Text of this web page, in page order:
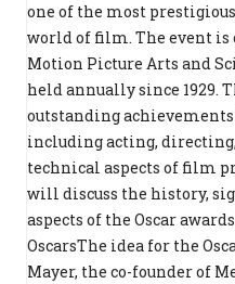
one of the most
world of film. The event is
Motion Picture Arts and
held annually since 1929.
outstanding
including acting,
technical aspects of film
will discuss the history,
aspects of the Oscar
OscarsThe idea for the
Mayer, the co-founder of